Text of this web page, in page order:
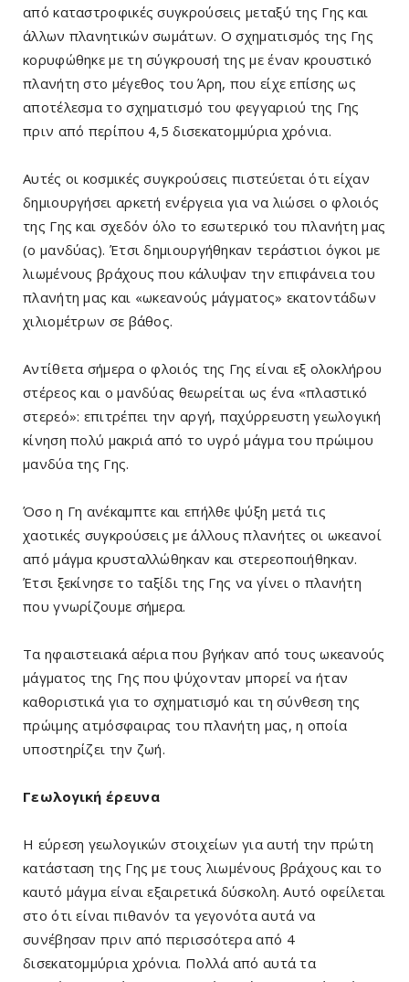
από καταστροφικές συγκρούσεις μεταξύ της Γης και
άλλων πλανητικών σωμάτων. Ο σχηματισμός της Γης
κορυφώθηκε με τη σύγκρουσή της με έναν κρουστικό
πλανήτη στο μέγεθος του Άρη, που είχε επίσης ως
αποτέλεσμα το σχηματισμό του φεγγαριού της Γης
πριν από περίπου 4,5 δισεκατομμύρια χρόνια.
Αυτές οι κοσμικές συγκρούσεις πιστεύεται ότι είχαν
δημιουργήσει αρκετή ενέργεια για να λιώσει ο φλοιός
της Γης και σχεδόν όλο το εσωτερικό του πλανήτη μας
(ο μανδύας). Έτσι δημιουργήθηκαν τεράστιοι όγκοι με
λιωμένους βράχους που κάλυψαν την επιφάνεια του
πλανήτη μας και «ωκεανούς μάγματος» εκατοντάδων
χιλιομέτρων σε βάθος.
Αντίθετα σήμερα ο φλοιός της Γης είναι εξ ολοκλήρου
στέρεος και ο μανδύας θεωρείται ως ένα «πλαστικό
στερεό»: επιτρέπει την αργή, παχύρρευστη γεωλογική
κίνηση πολύ μακριά από το υγρό μάγμα του πρώιμου
μανδύα της Γης.
Όσο η Γη ανέκαμπτε και επήλθε ψύξη μετά τις
χαοτικές συγκρούσεις με άλλους πλανήτες οι ωκεανοί
από μάγμα κρυσταλλώθηκαν και στερεοποιήθηκαν.
Έτσι ξεκίνησε το ταξίδι της Γης να γίνει ο πλανήτη
που γνωρίζουμε σήμερα.
Τα ηφαιστειακά αέρια που βγήκαν από τους ωκεανούς
μάγματος της Γης που ψύχονταν μπορεί να ήταν
καθοριστικά για το σχηματισμό και τη σύνθεση της
πρώιμης ατμόσφαιρας του πλανήτη μας, η οποία
υποστηρίζει την ζωή.
Γεωλογική έρευνα
Η εύρεση γεωλογικών στοιχείων για αυτή την πρώτη
κατάσταση της Γης με τους λιωμένους βράχους και το
καυτό μάγμα είναι εξαιρετικά δύσκολη. Αυτό οφείλεται
στο ότι είναι πιθανόν τα γεγονότα αυτά να
συνέβησαν πριν από περισσότερα από 4
δισεκατομμύρια χρόνια. Πολλά από αυτά τα